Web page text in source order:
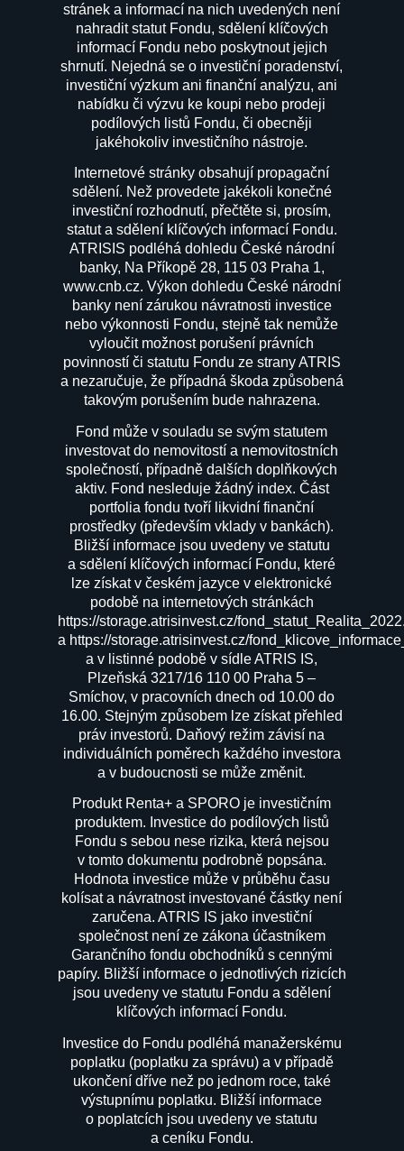
stránek a informací na nich uvedených není
nahradit statut Fondu, sdělení klíčových
informací Fondu nebo poskytnout jejich
shrnutí. Nejedná se o investiční poradenství,
investiční výzkum ani finanční analýzu, ani
nabídku či výzvu ke koupi nebo prodeji
podílových listů Fondu, či obecněji
jakéhokoliv investičního nástroje.
Internetové stránky obsahují propagační
sdělení. Než provedete jakékoli konečné
investiční rozhodnutí, přečtěte si, prosím,
statut a sdělení klíčových informací Fondu.
ATRISIS podléhá dohledu České národní
banky, Na Příkopě 28, 115 03 Praha 1,
www.cnb.cz. Výkon dohledu České národní
banky není zárukou návratnosti investice
nebo výkonnosti Fondu, stejně tak nemůže
vyloučit možnost porušení právních
povinností či statutu Fondu ze strany ATRIS
a nezaručuje, že případná škoda způsobená
takovým porušením bude nahrazena.
Fond může v souladu se svým statutem
investovat do nemovitostí a nemovitostních
společností, případně dalších doplňkových
aktiv. Fond nesleduje žádný index. Část
portfolia fondu tvoří likvidní finanční
prostředky (především vklady v bankách).
Bližší informace jsou uvedeny ve statutu
a sdělení klíčových informací Fondu, které
lze získat v českém jazyce v elektronické
podobě na internetových stránkách
https://storage.atrisinvest.cz/
a https://storage.atrisinvest.cz/
a v listinné podobě v sídle ATRIS IS,
Plzeňská 3217/16 110 00 Praha 5 –
Smíchov, v pracovních dnech od 10.00 do
16.00. Stejným způsobem lze získat přehled
práv investorů. Daňový režim závisí na
individuálních poměrech každého investora
a v budoucnosti se může změnit.
Produkt Renta+ a SPORO je investičním
produktem. Investice do podílových listů
Fondu s sebou nese rizika, která nejsou
v tomto dokumentu podrobně popsána.
Hodnota investice může v průběhu času
kolísat a návratnost investované částky není
zaručena. ATRIS IS jako investiční
společnost není ze zákona účastníkem
Garančního fondu obchodníků s cennými
papíry. Bližší informace o jednotlivých rizicích
jsou uvedeny ve statutu Fondu a sdělení
klíčových informací Fondu.
Investice do Fondu podléhá manažerskému
poplatku (poplatku za správu) a v případě
ukončení dříve než po jednom roce, také
výstupnímu poplatku. Bližší informace
o poplatcích jsou uvedeny ve statutu
a ceníku Fondu.